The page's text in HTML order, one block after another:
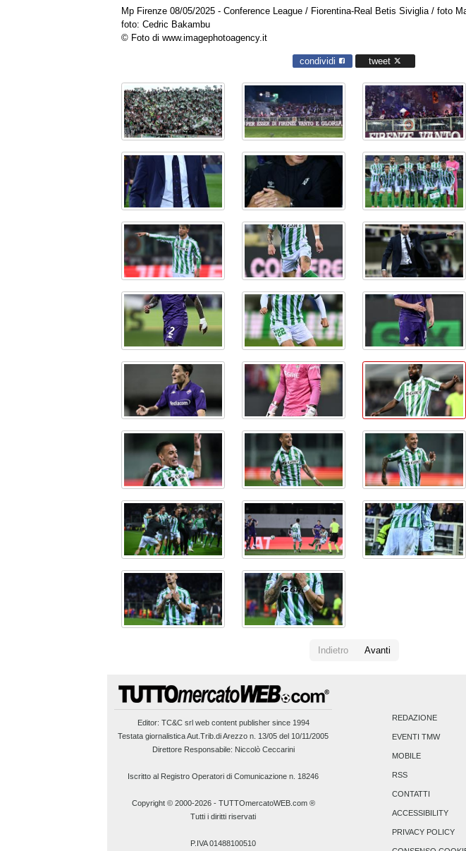
Mp Firenze 08/05/2025 - Conference League / Fiorentina-Real Betis Siviglia / foto
foto: Cedric Bakambu
© Foto di www.imagephotoagency.it
condividi tweet
Indietro Avanti
Editor: TC&C srlweb content publisher since 1994
Testata giornalistica Aut.Trib.di Arezzo n. 13/05 del 10/11/2005
Direttore Responsabile: Niccolò Ceccarini
Iscritto al Registro Operatori di Comunicazione n. 18246
Copyright © 2000-2026- TUTTOmercatoWEB.com ®
Tutti i diritti riservati
P.IVA 01488100510
REDAZIONE
EVENTI TMW
MOBILE
RSS
CONTATTI
ACCESSIBILITY
PRIVACY POLICY